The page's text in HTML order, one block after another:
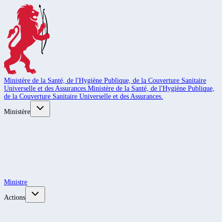
Ministère de la Santé, de l'Hygiène Publique, de la Couverture Sanitaire
Universelle et des Assurances.Ministère de la Santé, de l'Hygiène Publique,
de la Couverture Sanitaire Universelle et des Assurances.
Ministère
Ministre
Actions